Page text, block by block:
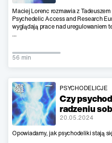
Maciej Lorenc rozmawia z
Psychedelic Access and Research
wyglądają prace nad uregulowaniem
...
56 min
PSYCHODELICJE
Czy
radzeniu
20.05.2024
Opowiadamy, jak psychodeliki stają